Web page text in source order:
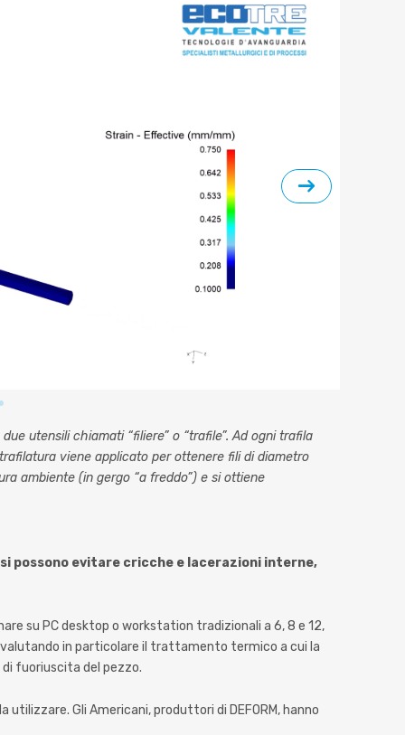
utensili chiamati “filiere” o “trafile”. Ad ogni trafila
viene applicato per ottenere fili di diametro
ambiente (in gergo “a freddo”) e si ottiene
possono evitare cricche e lacerazioni interne,
su PC desktop o workstation tradizionali a 6, 8 e 12,
in particolare il trattamento termico a cui la
fuoriuscita del pezzo.
utilizzare. Gli Americani, produttori di DEFORM, hanno